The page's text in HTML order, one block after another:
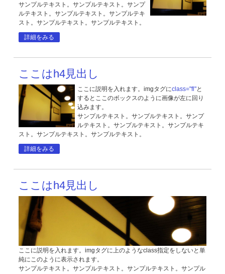
サンプルテキスト。サンプルテキスト。サンプ
ルテキスト。サンプルテキスト。サンプルテキ
スト。サンプルテキスト。サンプルテキスト。
詳細をみる
ここはh4見出し
ここに説明を入れます。imgタグにclass="fl"と
するとここのボックスのように画像が左に回り
込みます。
サンプルテキスト。サンプルテキスト。サンプ
ルテキスト。サンプルテキスト。サンプルテキ
スト。サンプルテキスト。サンプルテキスト。
詳細をみる
ここはh4見出し
ここに説明を入れます。imgタグに上のようなclass指定をしないと単
純にこのように表示されます。
サンプルテキスト。サンプルテキスト。サンプルテキスト。サンプル